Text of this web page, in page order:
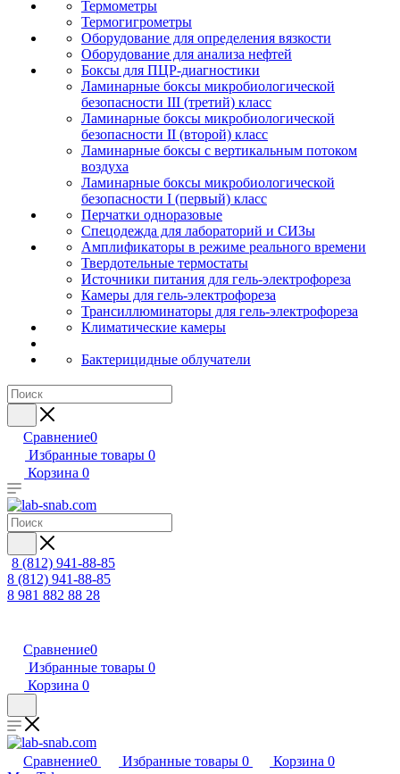
Термометры
Термогигрометры
Оборудование для определения вязкости
Оборудование для анализа нефтей
Боксы для ПЦР-диагностики
Ламинарные боксы микробиологической
безопасности III (третий) класс
Ламинарные боксы микробиологической
безопасности II (второй) класс
Ламинарные боксы с вертикальным потоком
воздуха
Ламинарные боксы микробиологической
безопасности I (первый) класс
Перчатки одноразовые
Спецодежда для лабораторий и СИЗы
Амплификаторы в режиме реального времени
Твердотельные термостаты
Источники питания для гель-электрофореза
Камеры для гель-электрофореза
Трансиллюминаторы для гель-электрофореза
Климатические камеры
Бактерицидные облучатели
Сравнение0
Избранные товары 0
Корзина 0
8 (812) 941-88-85
8 (812) 941-88-85
8 981 882 88 28
Сравнение0
Избранные товары 0
Корзина 0
Сравнение0 Избранные товары 0 Корзина 0